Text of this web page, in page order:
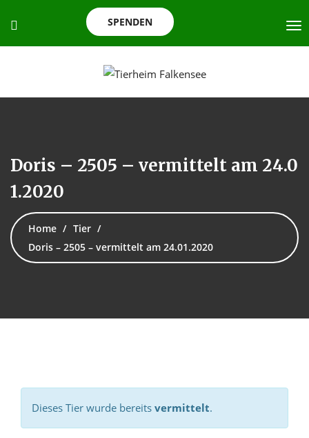
SPENDEN
Doris – 2505 – vermittelt am 24.0
1.2020
Home
Tier
Doris – 2505 – vermittelt am 24.01.2020
Dieses Tier wurde bereits vermittelt.